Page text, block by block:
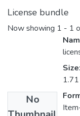
License bundle
Now showing 1 - 1
No
Size: